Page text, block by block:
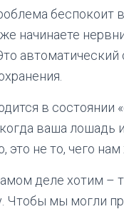
беспокоит
начинаете
в состоянии
ваша лошадь
не то, чего нам
деле хотим –
Чтобы мы могли